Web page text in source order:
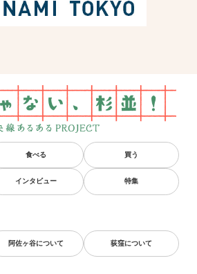
食べる 買う
インタビュー 特集
阿佐ヶ谷について 荻窪について